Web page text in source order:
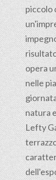
piccolo
opera
nelle
natura
Lefty